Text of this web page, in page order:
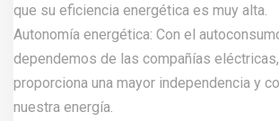
que su eficiencia energética es muy alta.
Autonomía energética: Con el
dependemos de las compañías
proporciona una mayor independencia y
nuestra energía.